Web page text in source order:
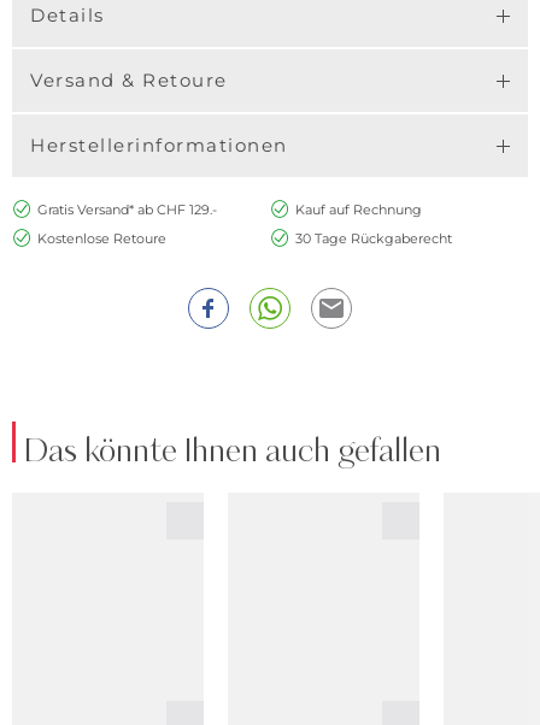
Details
Versand & Retoure
Herstellerinformationen
Gratis Versand* ab CHF 129.-
Kauf auf Rechnung
Kostenlose Retoure
30 Tage Rückgaberecht
Das könnte Ihnen auch gefallen